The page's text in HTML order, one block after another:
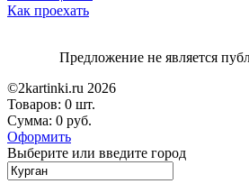
Как проехать
Предложение не является
©2kartinki.ru 2026
Товаров: 0 шт.
Сумма: 0 руб.
Оформить
Выберите или введите город